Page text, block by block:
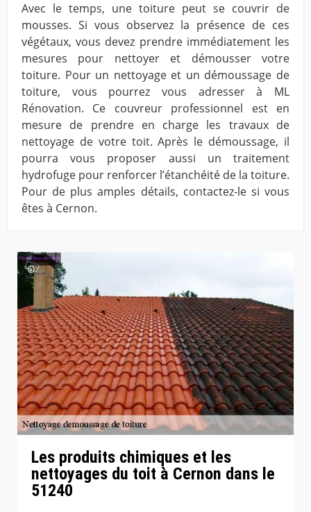
Avec le temps, une toiture peut se couvrir de
mousses. Si vous observez la présence de ces
végétaux, vous devez prendre immédiatement les
mesures pour nettoyer et démousser votre
toiture. Pour un nettoyage et un démoussage de
toiture, vous pourrez vous adresser à ML
Rénovation. Ce couvreur professionnel est en
mesure de prendre en charge les travaux de
nettoyage de votre toit. Après le démoussage, il
pourra vous proposer aussi un traitement
hydrofuge pour renforcer l’étanchéité de la toiture.
Pour de plus amples détails, contactez-le si vous
êtes à Cernon.
Les produits chimiques et les
nettoyages du toit à Cernon dans le
51240